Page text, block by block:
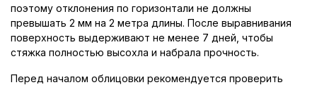
поэтому отклонения по горизонтали не должны
превышать 2 мм на 2 метра длины. После выравнивания
поверхность выдерживают не менее 7 дней, чтобы
стяжка полностью высохла и набрала прочность.
Перед началом облицовки рекомендуется проверить